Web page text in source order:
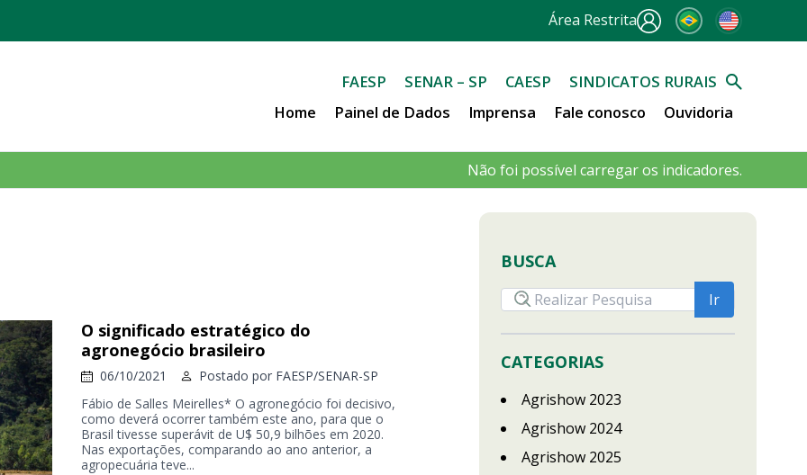
Área Restrita
FAESP SENAR – SP CAESP
SINDICATOS RURAIS
Home
Painel de Dados Imprensa Fale conosco Ouvidoria
Não foi possível carregar os indicadores.
O significado estratégico do
agronegócio brasileiro
06/10/2021 Postado por FAESP/SENAR-SP
Fábio de Salles Meirelles* O agronegócio foi decisivo,
como deverá ocorrer também este ano, para que o
Brasil tivesse superávit de U$ 50,9 bilhões em 2020.
Nas exportações, comparando ao ano anterior, a
agropecuária teve...
BUSCA
CATEGORIAS
Agrishow 2023
Agrishow 2024
Agrishow 2025